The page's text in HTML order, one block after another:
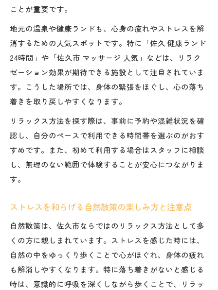
佐久市で人気のリラックス法を試すメリッ
現代人の疲れを癒す佐久の自然活用術とは
落ち着きがない現代人に効く自然活用リラ
ックス法
佐久市の自然を使ったリラックス方法の実
践例
疲れた心に寄り添う佐久市流自然療法の魅
力
落ち着きがない気持ちを自然で癒す体験方
法
肩こり解消にも効く佐久市リラクゼーションア
イデア
落ち着きがない心と肩こりを同時に癒す方
法
佐久市で体験できる肩こり解消リラックス
方法
ことが重要です。
地元の温泉や健康ランドも、心身の疲れやストレスを解
消するための人気スポットです。特に「佐久 健康ランド
24時間」や「佐久市 マッサージ 人気」などは、リラク
ゼーション効果が期待できる施設として注目されていま
す。こうした場所では、身体の緊張をほぐし、心の落ち
着きを取り戻しやすくなります。
リラックス方法を探す際は、事前に予約や混雑状況を確
認し、自分のペースで利用できる時間帯を選ぶのがおす
すめです。また、初めて利用する場合はスタッフに相談
し、無理のない範囲で体験することが安心につながりま
す。
ストレスを和らげる自然散策の楽しみ方と注意点
自然散策は、佐久市ならではのリラックス方法として多
くの方に親しまれています。ストレスを感じた時には、
自然の中をゆっくり歩くことで心がほぐれ、身体の疲れ
も解消しやすくなります。特に落ち着きがないと感じる
時は、意識的に呼吸を深くしながら歩くことで、リラッ